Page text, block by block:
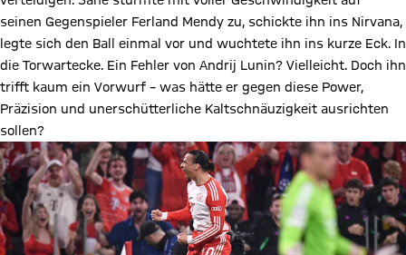
seinen Gegenspieler Ferland Mendy zu, schickte ihn ins Nirvana,
legte sich den Ball einmal vor und wuchtete ihn ins kurze Eck. In
die Torwartecke. Ein Fehler von Andrij Lunin? Vielleicht. Doch ihn
trifft kaum ein Vorwurf – was hätte er gegen diese Power,
Präzision und unerschütterliche Kaltschnäuzigkeit ausrichten
sollen?